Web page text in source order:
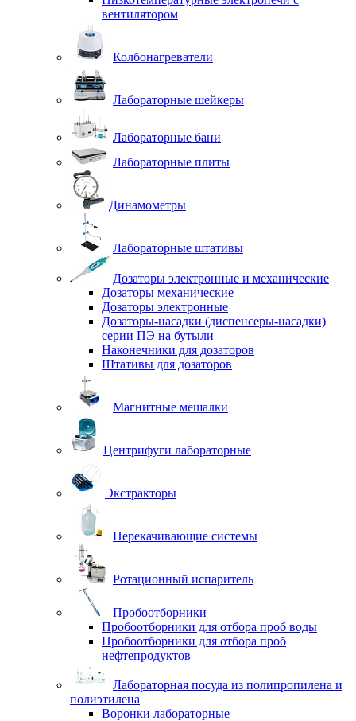
вентилятором
Колбонагреватели
Лабораторные шейкеры
Лабораторные бани
Лабораторные плиты
Динамометры
Лабораторные штативы
Дозаторы электронные и механические
Дозаторы механические
Дозаторы электронные
Дозаторы-насадки (диспенсеры-насадки)
серии ПЭ на бутыли
Наконечники для дозаторов
Штативы для дозаторов
Магнитные мешалки
Центрифуги лабораторные
Экстракторы
Перекачивающие системы
Ротационный испаритель
Пробоотборники
Пробоотборники для отбора проб воды
Пробоотборники для отбора проб
нефтепродуктов
Лабораторная посуда из полипропилена и
полиэтилена
Воронки лабораторные